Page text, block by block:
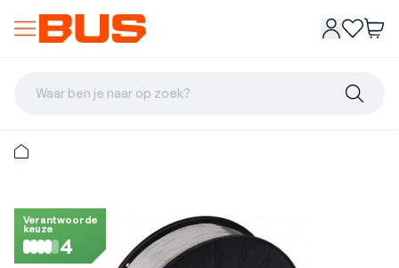
Waar ben je naar op zoek?
Verantwoorde
keuze
4